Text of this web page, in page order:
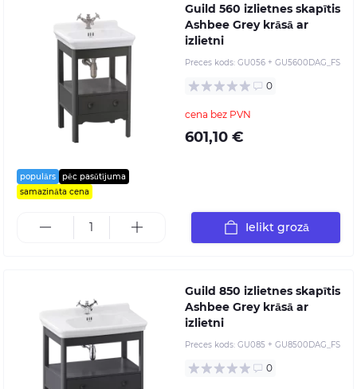
populārs
pēc pasūtījuma
samazināta cena
Guild 560 izlietnes skapītis
Ashbee Grey krāsā ar
izlietni
Preces kods: GU056 + GU5600DAG_FS
0
cena bez PVN
601,10 €
Ielikt grozā
Guild 850 izlietnes skapītis
Ashbee Grey krāsā ar
izlietni
Preces kods: GU085 + GU8500DAG_FS
0